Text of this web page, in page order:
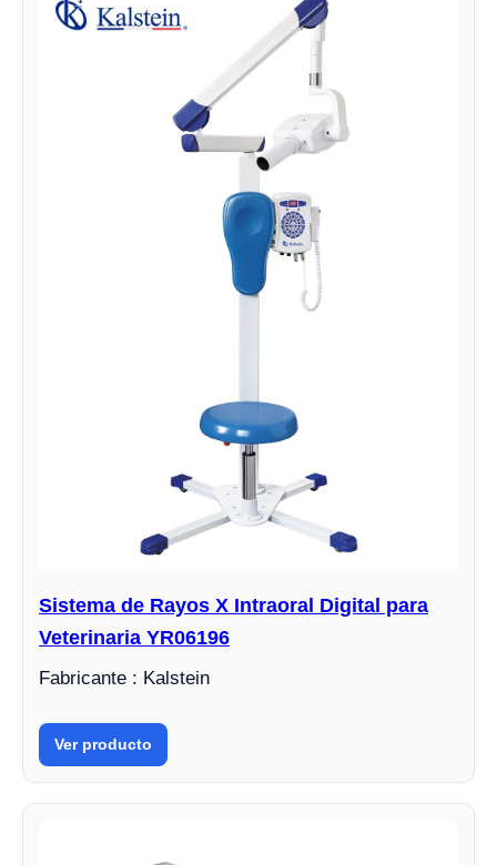
Sistema de Rayos X Intraoral Digital para
Veterinaria YR06196
Fabricante : Kalstein
Ver producto